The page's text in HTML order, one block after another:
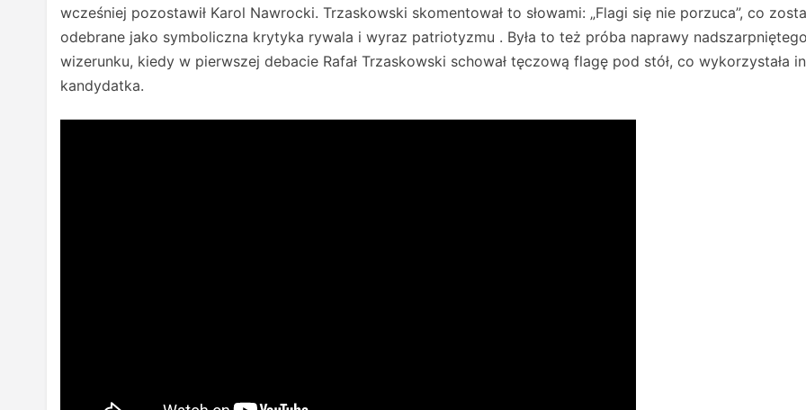
wcześniej pozostawił Karol Nawrocki. Trzaskowski skomentował to słowami: „Flagi się nie porzuca”, co
odebrane jako symboliczna krytyka rywala i wyraz patriotyzmu . Była to też próba naprawy nadszarpniętego
wizerunku, kiedy w pierwszej debacie Rafał Trzaskowski schował tęczową flagę pod stół, co wykorzystała
kandydatka.